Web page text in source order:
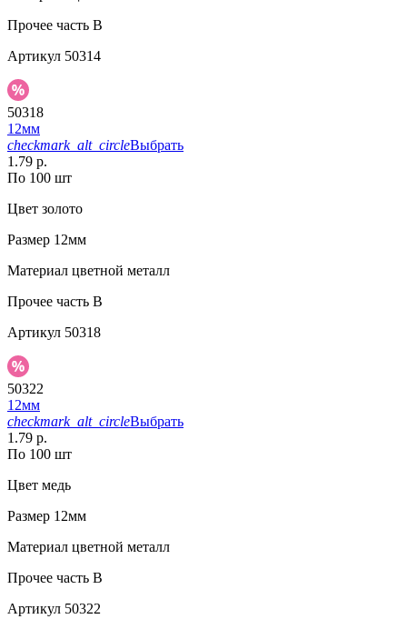
Прочее часть B
Артикул 50314
50318
12мм
checkmark_alt_circleВыбрать
1.79 р.
По 100 шт
Цвет золото
Размер 12мм
Материал цветной металл
Прочее часть B
Артикул 50318
50322
12мм
checkmark_alt_circleВыбрать
1.79 р.
По 100 шт
Цвет медь
Размер 12мм
Материал цветной металл
Прочее часть B
Артикул 50322